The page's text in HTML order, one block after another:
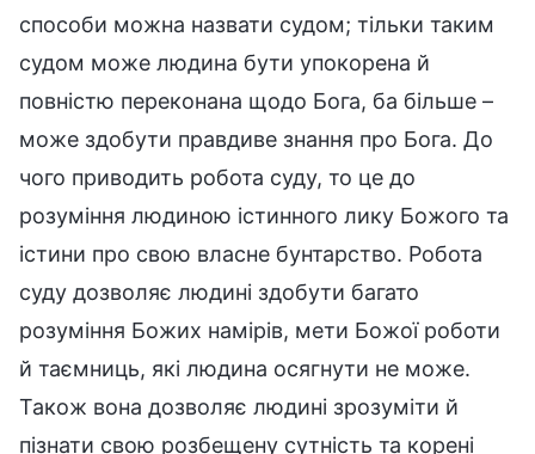
способи можна назвати судом; тільки таким
судом може людина бути упокорена й
повністю переконана щодо Бога, ба більше –
може здобути правдиве знання про Бога. До
чого приводить робота суду, то це до
розуміння людиною істинного лику Божого та
істини про свою власне бунтарство. Робота
суду дозволяє людині здобути багато
розуміння Божих намірів, мети Божої роботи
й таємниць, які людина осягнути не може.
Також вона дозволяє людині зрозуміти й
пізнати свою розбещену сутність та корені